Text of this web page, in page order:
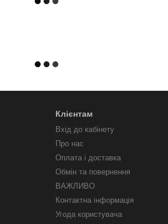
Клієнтам
Вхід до кабінету
Про нас
Оплата і доставка
Обмін та повернення
ВАЖЛИВО
Контактна інформація
Угода користувача